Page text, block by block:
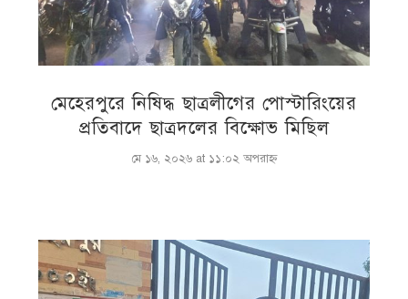
মেহেরপুরে নিষিদ্ধ ছাত্রলীগের পোস্টারিংয়ের
প্রতিবাদে ছাত্রদলের বিক্ষোভ মিছিল
মে ১৬, ২০২৬ at ১১:০২ অপরাহ্ণ